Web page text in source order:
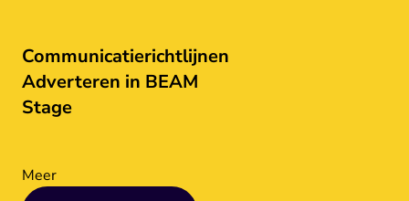
Communicatierichtlijnen
Adverteren in BEAM
Stage
Meer